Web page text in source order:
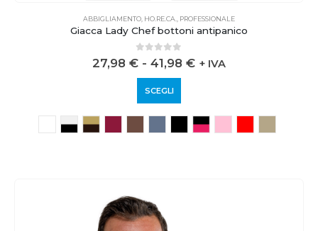
ABBIGLIAMENTO HO.RE.CA. PROFESSIONALE
Giacca Lady Chef bottoni antipanico
0 out of 5
27,98 € - 41,98 € + IVA
SCEGLI